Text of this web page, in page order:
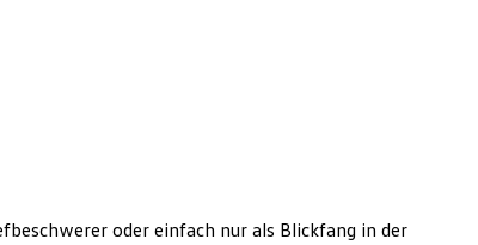
oder einfach nur als Blickfang in der